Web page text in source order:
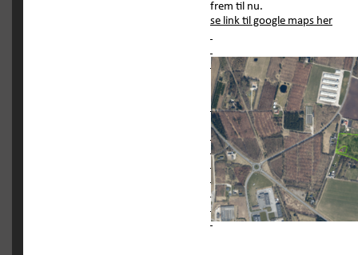
frem til nu.
se link til google maps her